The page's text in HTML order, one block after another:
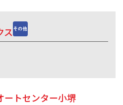
ス
ートセンター小堺